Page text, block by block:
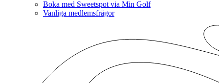
Boka med Sweetspot via Min Golf
Vanliga medlemsfrågor